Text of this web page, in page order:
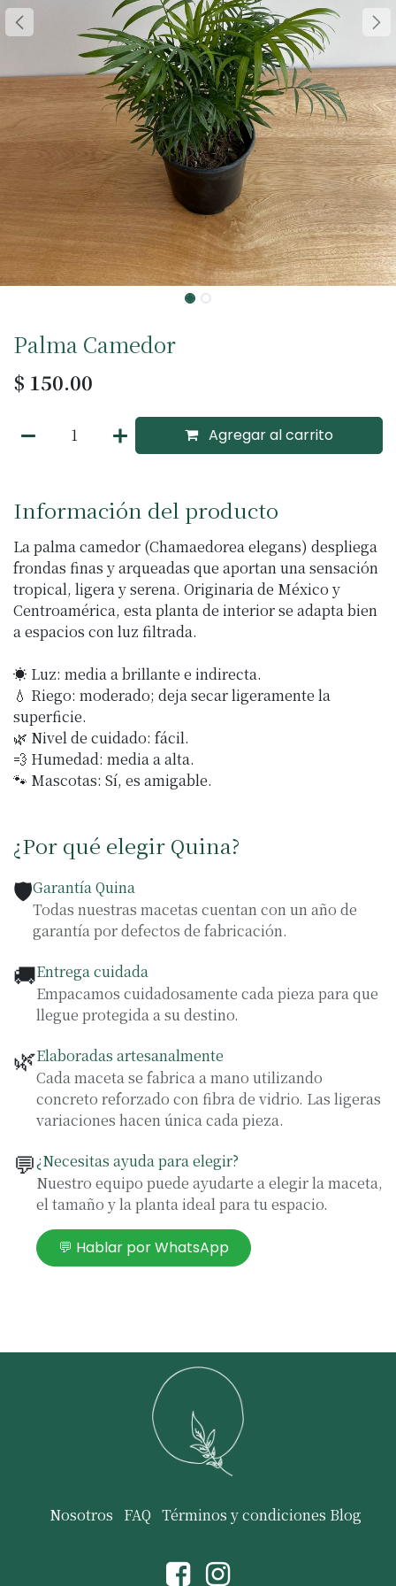
Palma Camedor
$ 150.00
Agregar al carrito
Información del producto
La palma camedor (Chamaedorea elegans) despliega
frondas finas y arqueadas que aportan una sensación
tropical, ligera y serena. Originaria de México y
Centroamérica, esta planta de interior se adapta bien
a espacios con luz filtrada.
☀️ Luz: media a brillante e indirecta.
💧 Riego: moderado; deja secar ligeramente la
superficie.
🌿 Nivel de cuidado: fácil.
💨 Humedad: media a alta.
🐾 Mascotas: Sí, es amigable.
¿Por qué elegir Quina?
🛡️Garantía Quina
Todas nuestras macetas cuentan con un año de
garantía por defectos de fabricación.
🚚Entrega cuidada
Empacamos cuidadosamente cada pieza para que
llegue protegida a su destino.
🌿Elaboradas artesanalmente
Cada maceta se fabrica a mano utilizando
concreto reforzado con fibra de vidrio. Las ligeras
variaciones hacen única cada pieza.
💬¿Necesitas ayuda para elegir?
Nuestro equipo puede ayudarte a elegir la maceta,
el tamaño y la planta ideal para tu espacio.
💬 Hablar por WhatsApp
Nosotros FAQ Términos y condiciones Blog